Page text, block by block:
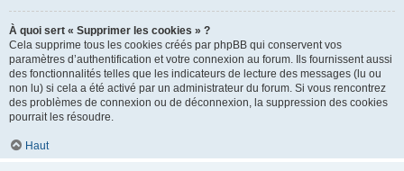
À quoi sert « Supprimer les cookies » ?
Cela supprime tous les cookies créés par phpBB qui conservent vos
paramètres d’authentification et votre connexion au forum. Ils fournissent aussi
des fonctionnalités telles que les indicateurs de lecture des messages (lu ou
non lu) si cela a été activé par un administrateur du forum. Si vous rencontrez
des problèmes de connexion ou de déconnexion, la suppression des cookies
pourrait les résoudre.
Haut